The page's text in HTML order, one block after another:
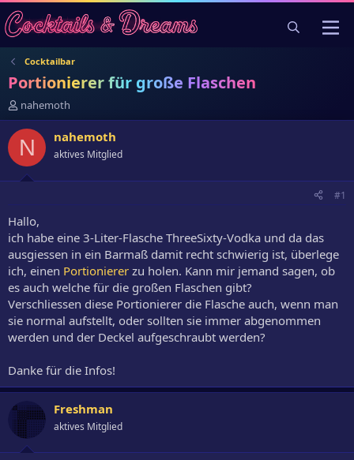
Cocktailbar
Portionierer für große Flaschen
E
r
s
t
r
nahemoth
N nahemoth
aktives Mitglied
#1
Hallo,
ich habe eine 3-Liter-Flasche ThreeSixty-Vodka und da das
ausgiessen in ein Barmaß damit recht schwierig ist, überlege
ich, einen Portionierer zu holen. Kann mir jemand sagen, ob
es auch welche für die großen Flaschen gibt?
Verschliessen diese Portionierer die Flasche auch, wenn man
sie normal aufstellt, oder sollten sie immer abgenommen
werden und der Deckel aufgeschraubt werden?
Danke für die Infos!
Freshman
aktives Mitglied